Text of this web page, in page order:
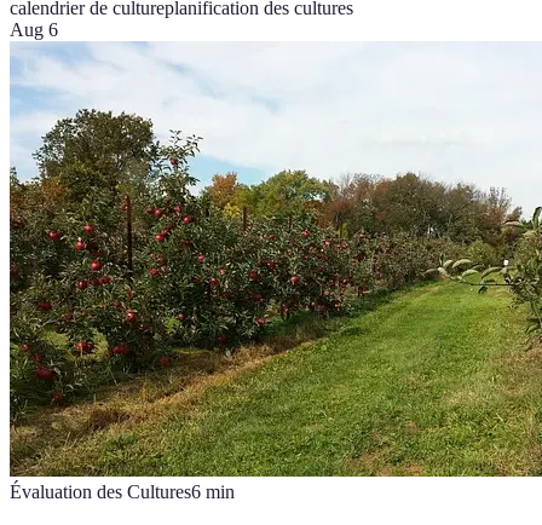
calendrier de cultureplanification des cultures
Aug 6
Évaluation des Cultures6 min